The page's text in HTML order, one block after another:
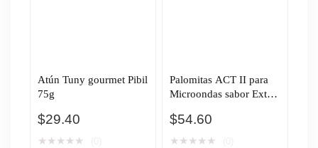
Atún Tuny gourmet Pibil
75g
$29.40
★ ★ ★ ★ ★
Palomitas ACT II para
Microondas sabor Extra
$54.60
★ ★ ★ ★ ★